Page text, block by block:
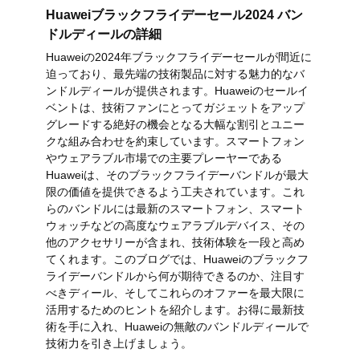
Huaweiブラックフライデーセール2024 バン
ドルディールの詳細
Huaweiの2024年ブラックフライデーセールが間近に
迫っており、最先端の技術製品に対する魅力的なバ
ンドルディールが提供されます。Huaweiのセールイ
ベントは、技術ファンにとってガジェットをアップ
グレードする絶好の機会となる大幅な割引とユニー
クな組み合わせを約束しています。スマートフォン
やウェアラブル市場での主要プレーヤーである
Huaweiは、そのブラックフライデーバンドルが最大
限の価値を提供できるよう工夫されています。これ
らのバンドルには最新のスマートフォン、スマート
ウォッチなどの高度なウェアラブルデバイス、その
他のアクセサリーが含まれ、技術体験を一段と高め
てくれます。このブログでは、Huaweiのブラックフ
ライデーバンドルから何が期待できるのか、注目す
べきディール、そしてこれらのオファーを最大限に
活用するためのヒントを紹介します。お得に最新技
術を手に入れ、Huaweiの無敵のバンドルディールで
技術力を引き上げましょう。